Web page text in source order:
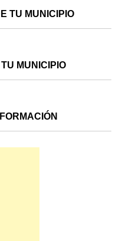
TU MUNICIPIO
MUNICIPIO